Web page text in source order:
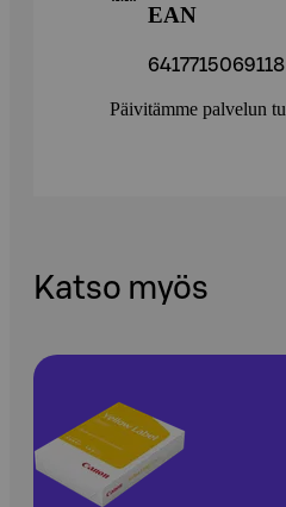
EAN
6417715069118
Päivitämme palvelun
Katso myös